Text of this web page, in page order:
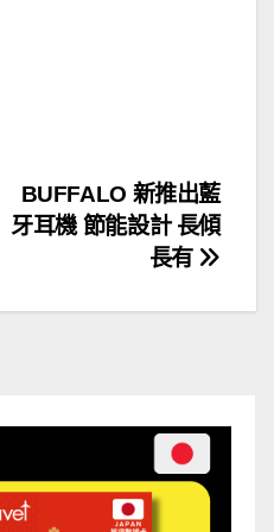
BUFFALO 新推出藍
牙耳機 節能設計 長傾
長有